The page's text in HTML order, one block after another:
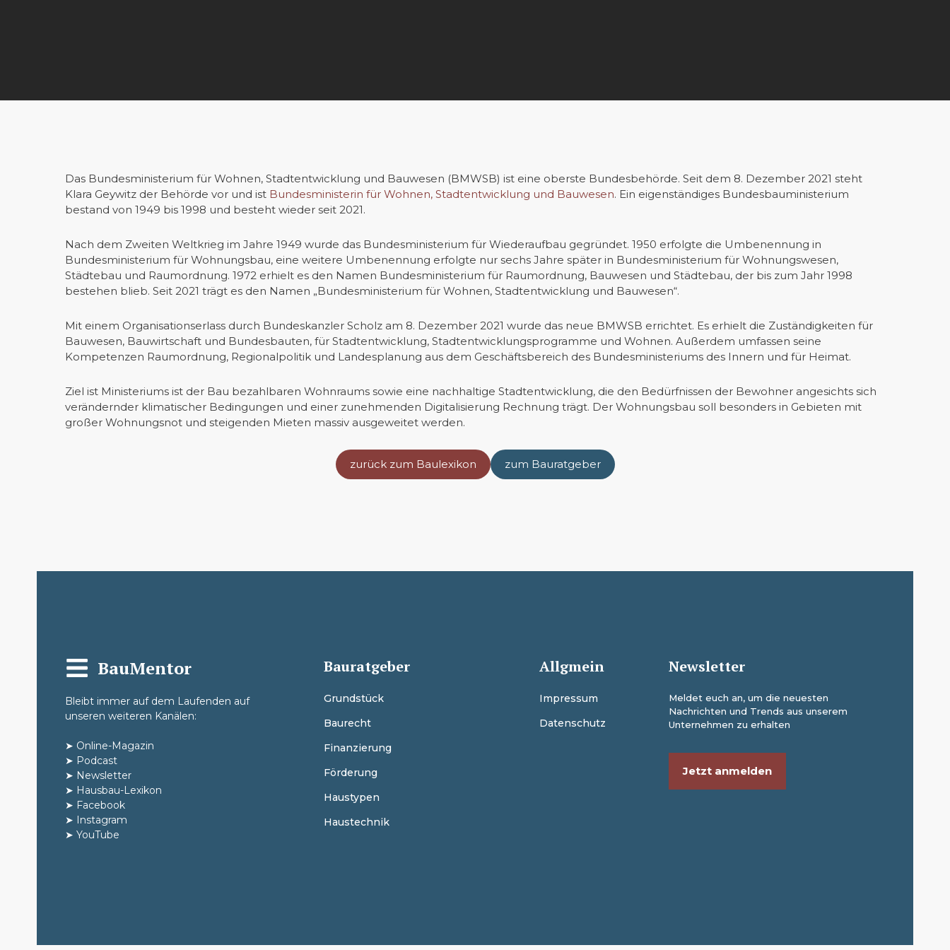
Das Bundesministerium für Wohnen, Stadtentwicklung und Bauwesen (BMWSB) ist eine oberste Bundesbehörde. Seit dem 8. Dezember 2021 steht
Klara Geywitz der Behörde vor und ist Bundesministerin für Wohnen, Stadtentwicklung und Bauwesen. Ein eigenständiges Bundesbauministerium
bestand von 1949 bis 1998 und besteht wieder seit 2021.
Nach dem Zweiten Weltkrieg im Jahre 1949 wurde das Bundesministerium für Wiederaufbau gegründet. 1950 erfolgte die Umbenennung in
Bundesministerium für Wohnungsbau, eine weitere Umbenennung erfolgte nur sechs Jahre später in Bundesministerium für Wohnungswesen,
Städtebau und Raumordnung. 1972 erhielt es den Namen Bundesministerium für Raumordnung, Bauwesen und Städtebau, der bis zum Jahr 1998
bestehen blieb. Seit 2021 trägt es den Namen „Bundesministerium für Wohnen, Stadtentwicklung und Bauwesen“.
Mit einem Organisationserlass durch Bundeskanzler Scholz am 8. Dezember 2021 wurde das neue BMWSB errichtet. Es erhielt die Zuständigkeiten für
Bauwesen, Bauwirtschaft und Bundesbauten, für Stadtentwicklung, Stadtentwicklungsprogramme und Wohnen. Außerdem umfassen seine
Kompetenzen Raumordnung, Regionalpolitik und Landesplanung aus dem Geschäftsbereich des Bundesministeriums des Innern und für Heimat.
Ziel ist Ministeriums ist der Bau bezahlbaren Wohnraums sowie eine nachhaltige Stadtentwicklung, die den Bedürfnissen der Bewohner angesichts sich
verändernder klimatischer Bedingungen und einer zunehmenden Digitalisierung Rechnung trägt. Der Wohnungsbau soll besonders in Gebieten mit
großer Wohnungsnot und steigenden Mieten massiv ausgeweitet werden.
zurück zum Baulexikon zum Bauratgeber
BauMentor
Bleibt immer auf dem Laufenden auf
unseren weiteren Kanälen:
➤ Online-Magazin
➤ Podcast
➤ Newsletter
➤ Hausbau-Lexikon
➤ Facebook
➤ Instagram
➤ YouTube
Bauratgeber
Grundstück
Baurecht
Finanzierung
Förderung
Haustypen
Haustechnik
Allgmein
Impressum
Datenschutz
Newsletter
Meldet euch an, um die neuesten
Nachrichten und Trends aus unserem
Unternehmen zu erhalten
Jetzt anmelden